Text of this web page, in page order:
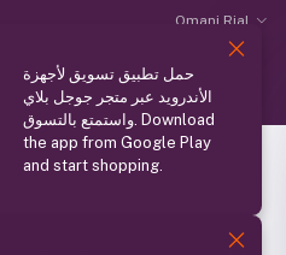
Omani Rial
حمل تطبيق تسويق لأجهزة
الأندرويد عبر متجر جوجل بلاي
واستمتع بالتسوق. Download
the app from Google Play
and start shopping.